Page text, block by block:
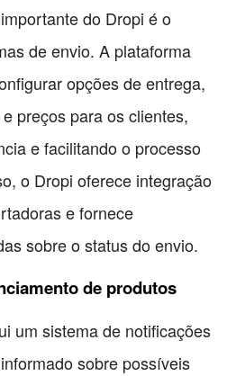
do Dropi é o
de envio. A plataforma
opções de entrega,
preços para os clientes,
e facilitando o processo
o Dropi oferece integração
e fornece
sobre o status do envio.
de produtos
um sistema de notificações
sobre possíveis